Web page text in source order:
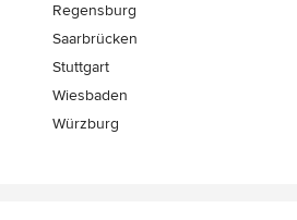
Regensburg
Saarbrücken
Stuttgart
Wiesbaden
Würzburg